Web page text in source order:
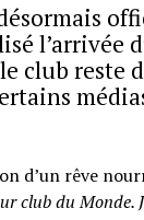
l’arrivée
club reste
d’un rêve
club du Monde.